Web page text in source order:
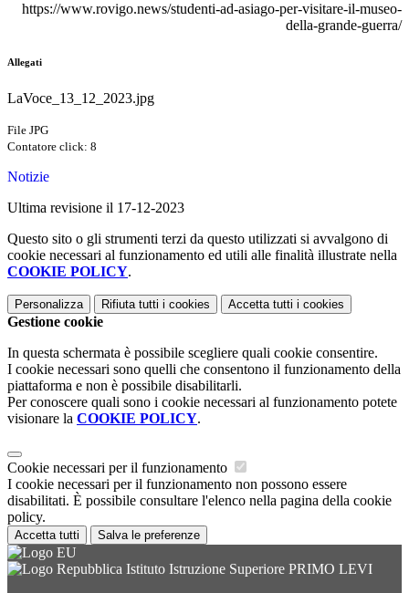
https://www.rovigo.news/studenti-ad-asiago-per-visitare-il-museo-
della-grande-guerra/
Allegati
LaVoce_13_12_2023.jpg
File JPG
Contatore click: 8
Notizie
Ultima revisione il 17-12-2023
Questo sito o gli strumenti terzi da questo utilizzati si avvalgono di
cookie necessari al funzionamento ed utili alle finalità illustrate nella
COOKIE POLICY.
Personalizza Rifiuta tutti i cookies Accetta tutti i cookies
Gestione cookie
In questa schermata è possibile scegliere quali cookie consentire.
I cookie necessari sono quelli che consentono il funzionamento della
piattaforma e non è possibile disabilitarli.
Per conoscere quali sono i cookie necessari al funzionamento potete
visionare la COOKIE POLICY.
Cookie necessari per il funzionamento
I cookie necessari per il funzionamento non possono essere
disabilitati. È possibile consultare l'elenco nella pagina della cookie
policy.
Accetta tutti Salva le preferenze
Istituto Istruzione Superiore PRIMO LEVI